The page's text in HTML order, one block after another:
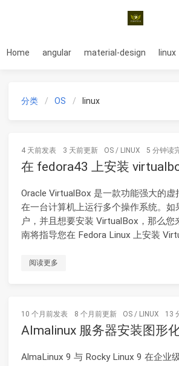
Home angular material-design linux
分类 OS linux
4 天前发表 3 天前更新 OS / LINUX 5 分钟读
在 fedora43 上安装
Oracle VirtualBox 是一款功能强大的虚
在一台计算机上运行多个操作系统。如
户，并且想要安装 VirtualBox，那么您
南将指导您在 Fedora Linux 上安装
阅读更多
10 个月前发表 8 个月前更新 OS / LINUX 13
Almalinux 服务器安装图形
AlmaLinux 9 与 Rocky Linux 9 在企业